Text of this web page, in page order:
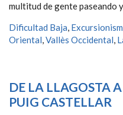
multitud de gente paseando
Dificultad Baja,
Oriental,Vallès Occidental,
DE LA LLAGOSTA
PUIG CASTELLAR